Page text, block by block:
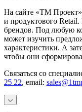
На сайте «ТМ Проект»
и продуктового
брендов. Под любую
может изучить
характеристики. А
чтобы они
Связаться со
25 22, email: